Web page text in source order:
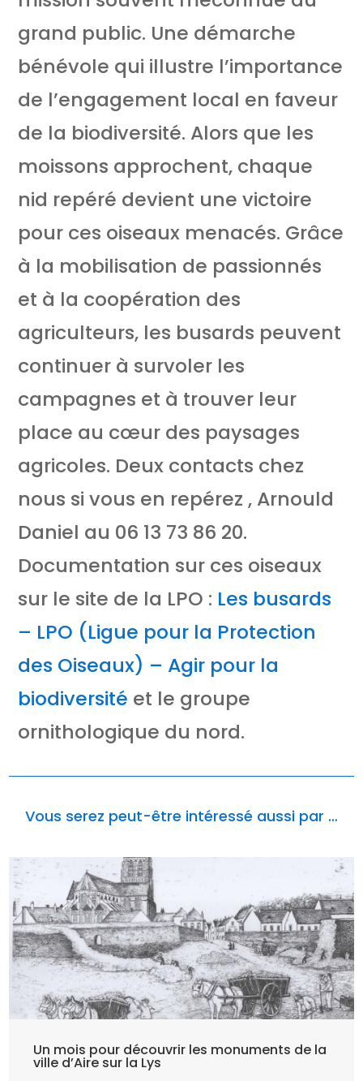
grand public. Une démarche
bénévole qui illustre l’importance
de l’engagement local en faveur
de la biodiversité. Alors que les
moissons approchent, chaque
nid repéré devient une victoire
pour ces oiseaux menacés. Grâce
à la mobilisation de passionnés
et à la coopération des
agriculteurs, les busards peuvent
continuer à survoler les
campagnes et à trouver leur
place au cœur des paysages
agricoles. Deux contacts chez
nous si vous en repérez , Arnould
Daniel au 06 13 73 86 20.
Documentation sur ces oiseaux
sur le site de la LPO : Les busards
– LPO (Ligue pour la Protection
des Oiseaux) – Agir pour la
biodiversité et le groupe
ornithologique du nord.
Vous serez peut-être intéressé aussi par …
Un mois pour découvrir les monuments de la
ville d’Aire sur la Lys